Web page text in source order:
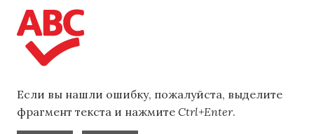
Если вы нашли ошибку, пожалуйста, выделите
фрагмент текста и нажмите Ctrl+Enter.